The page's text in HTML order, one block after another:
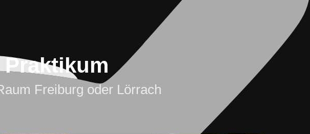
Freiburg oder Lörrach